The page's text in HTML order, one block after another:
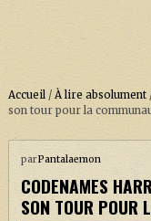
ACCUEIL
À PROPOS
SOUTENEZ-NOUS !
Accueil/ À lire absolument
son tour pour la
parPantalaemon
CODENAMES
SON TOUR POUR